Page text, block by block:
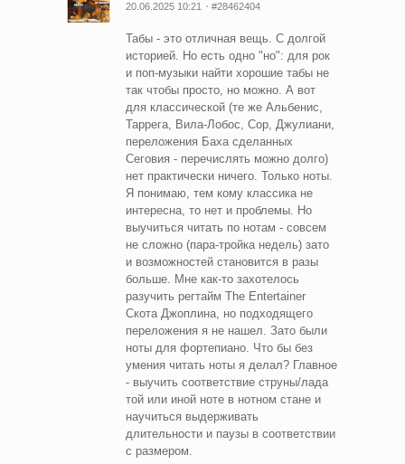
20.06.2025 10:21 #28462404
Табы - это отличная вещь. С долгой
историей. Но есть одно "но": для рок
и поп-музыки найти хорошие табы не
так чтобы просто, но можно. А вот
для классической (те же Альбенис,
Таррега, Вила-Лобос, Сор, Джулиани,
переложения Баха сделанных
Сеговия - перечислять можно долго)
нет практически ничего. Только ноты.
Я понимаю, тем кому классика не
интересна, то нет и проблемы. Но
выучиться читать по нотам - совсем
не сложно (пара-тройка недель) зато
и возможностей становится в разы
больше. Мне как-то захотелось
разучить регтайм The Entertainer
Скота Джоплина, но подходящего
переложения я не нашел. Зато были
ноты для фортепиано. Что бы без
умения читать ноты я делал? Главное
- выучить соответствие струны/лада
той или иной ноте в нотном стане и
научиться выдерживать
длительности и паузы в соответствии
с размером.